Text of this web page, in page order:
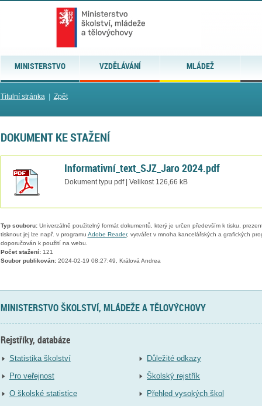
MINISTERSTVO VZDĚLÁVÁNÍ MLÁDEŽ
Titulní stránka| Zpět
DOKUMENT KE STAŽENÍ
Informativní_text_SJZ_Jaro 2024.pdf
Dokument typu pdf | Velikost 126,66 kB
Typ souboru:Univerzálně použitelný formát dokumentů, který je určen především k tisku,
tisknout jej lze např. v programu Adobe Reader, vytvářet v mnoha kancelářských a grafických
doporučován k použití na webu.
Počet stažení:121
Soubor publikován:2024-02-19 08:27:49, Králová Andrea
MINISTERSTVO ŠKOLSTVÍ, MLÁDEŽE A TĚLOVÝCHOVY
Rejstříky, databáze
Statistika školství
Pro veřejnost
O školské statistice
Důležité odkazy
Školský rejstřík
Přehled vysokých škol